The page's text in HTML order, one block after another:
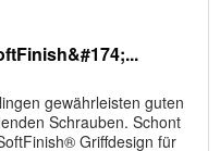
gewährleisten guten
Schrauben. Schont
Griffdesign für